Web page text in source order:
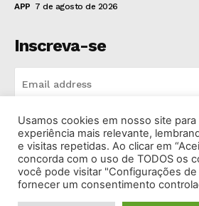
APP 7 de agosto de 2026
Inscreva-se
INSCREVA-SE
I've read and accept thePrivacy
Usamos cookies em nosso site
experiência mais relevante,
e visitas repetidas. Ao clicar em
concorda com o uso de TODOS os
você pode visitar "Configurações
fornecer um consentimento